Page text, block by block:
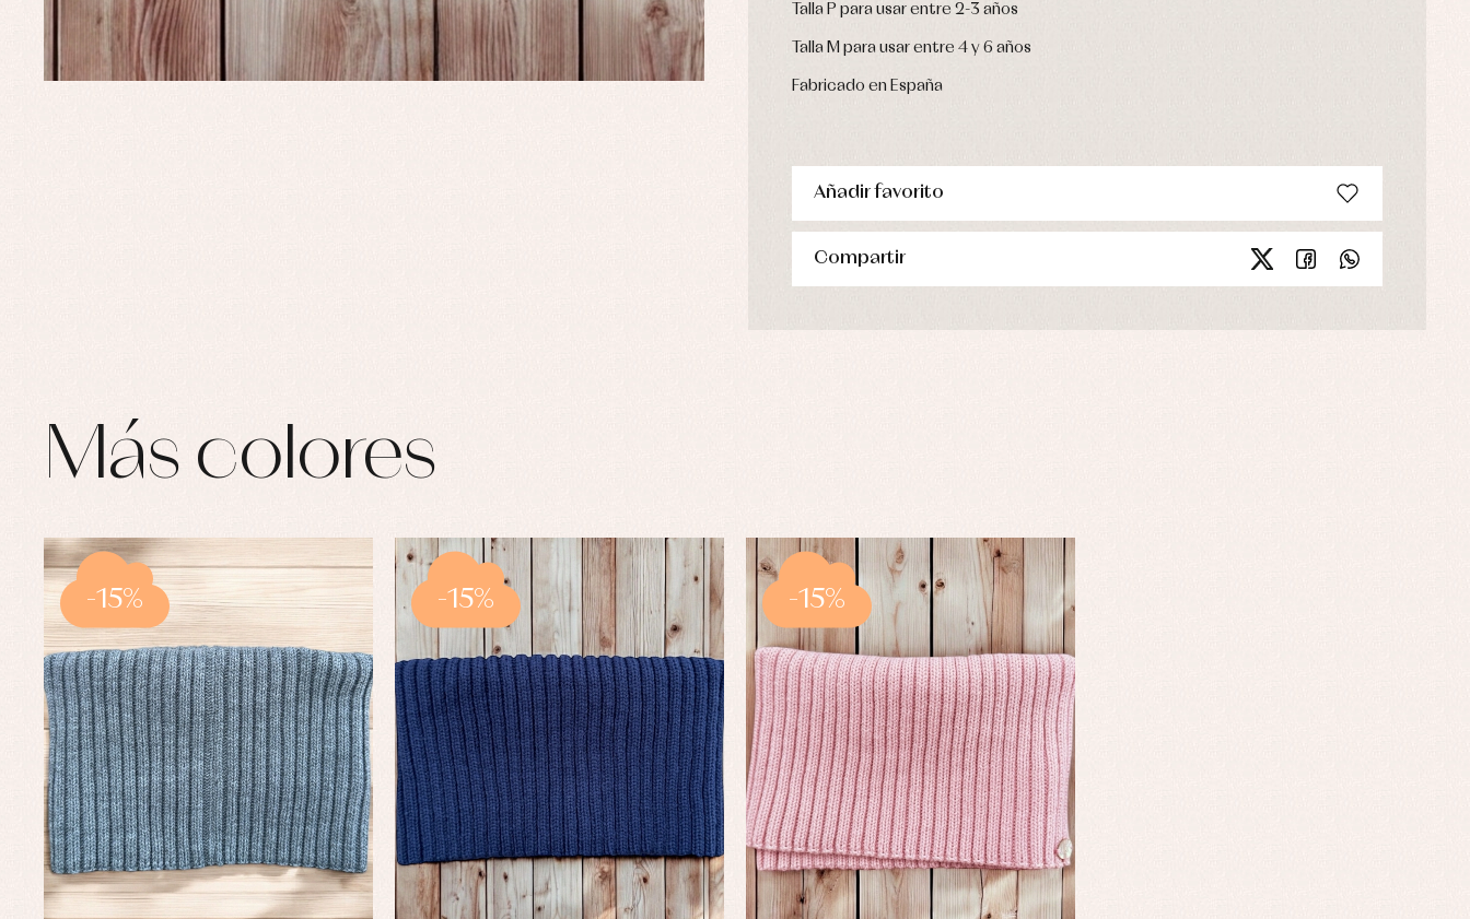
Talla P para usar entre 2-3 años
Talla M para usar entre 4 y 6 años
Fabricado en España
Añadir favorito
Compartir
Más colores
-15% -15% -15%